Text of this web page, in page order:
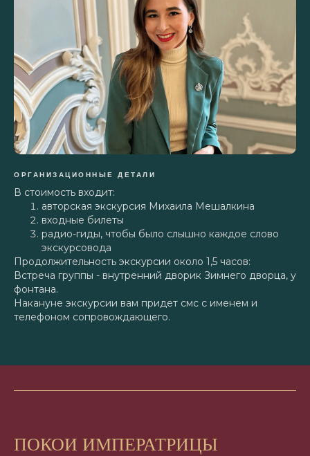
ОРГАНИЗАЦИОННЫЕ ДЕТАЛИ
В стоимость входит:
авторская экскурсия Михаила Мешалкина
входные билеты
радио-гиды, чтобы было слышно каждое слово
экскурсовода
Продолжительность экскурсии около 1,5 часов:
Встреча группы - внутренний дворик Зимнего дворца, у
фонтана.
Накануне экскурсии вам придет смс с именем и
телефоном сопровождающего.
ПОКОИ ИМПЕРАТРИЦЫ